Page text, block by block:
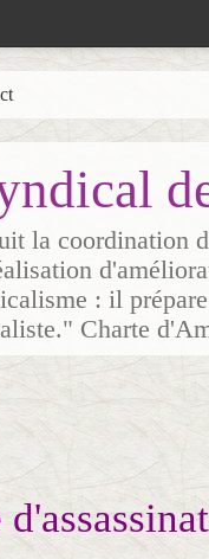
la coordination
: il
Charte